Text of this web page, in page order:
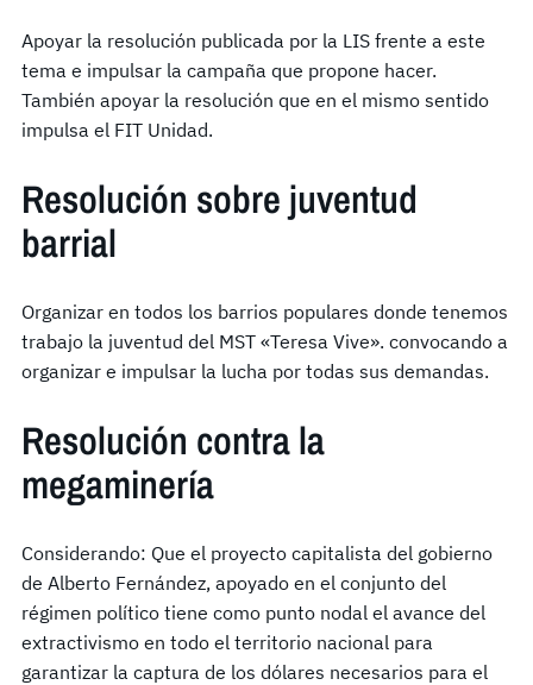
Apoyar la resolución publicada por la LIS frente a este
tema e impulsar la campaña que propone hacer.
También apoyar la resolución que en el mismo sentido
impulsa el FIT Unidad.
Resolución sobre juventud
barrial
Organizar en todos los barrios populares donde tenemos
trabajo la juventud del MST «Teresa Vive». convocando a
organizar e impulsar la lucha por todas sus demandas.
Resolución contra la
megaminería
Considerando: Que el proyecto capitalista del gobierno
de Alberto Fernández, apoyado en el conjunto del
régimen político tiene como punto nodal el avance del
extractivismo en todo el territorio nacional para
garantizar la captura de los dólares necesarios para el